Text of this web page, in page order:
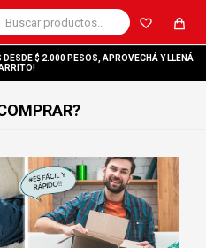
$ 2.000 PESOS, APROVECHÁ Y LLENÁ